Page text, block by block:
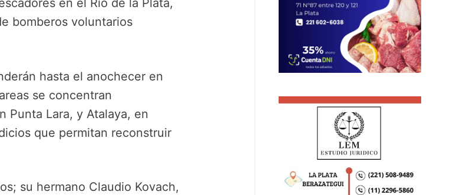
en el Río de la Plata,
bomberos voluntarios
hasta el anochecer en
se concentran
Punta Lara, y Atalaya, en
que permitan reconstruir
su hermano Claudio Kovach,